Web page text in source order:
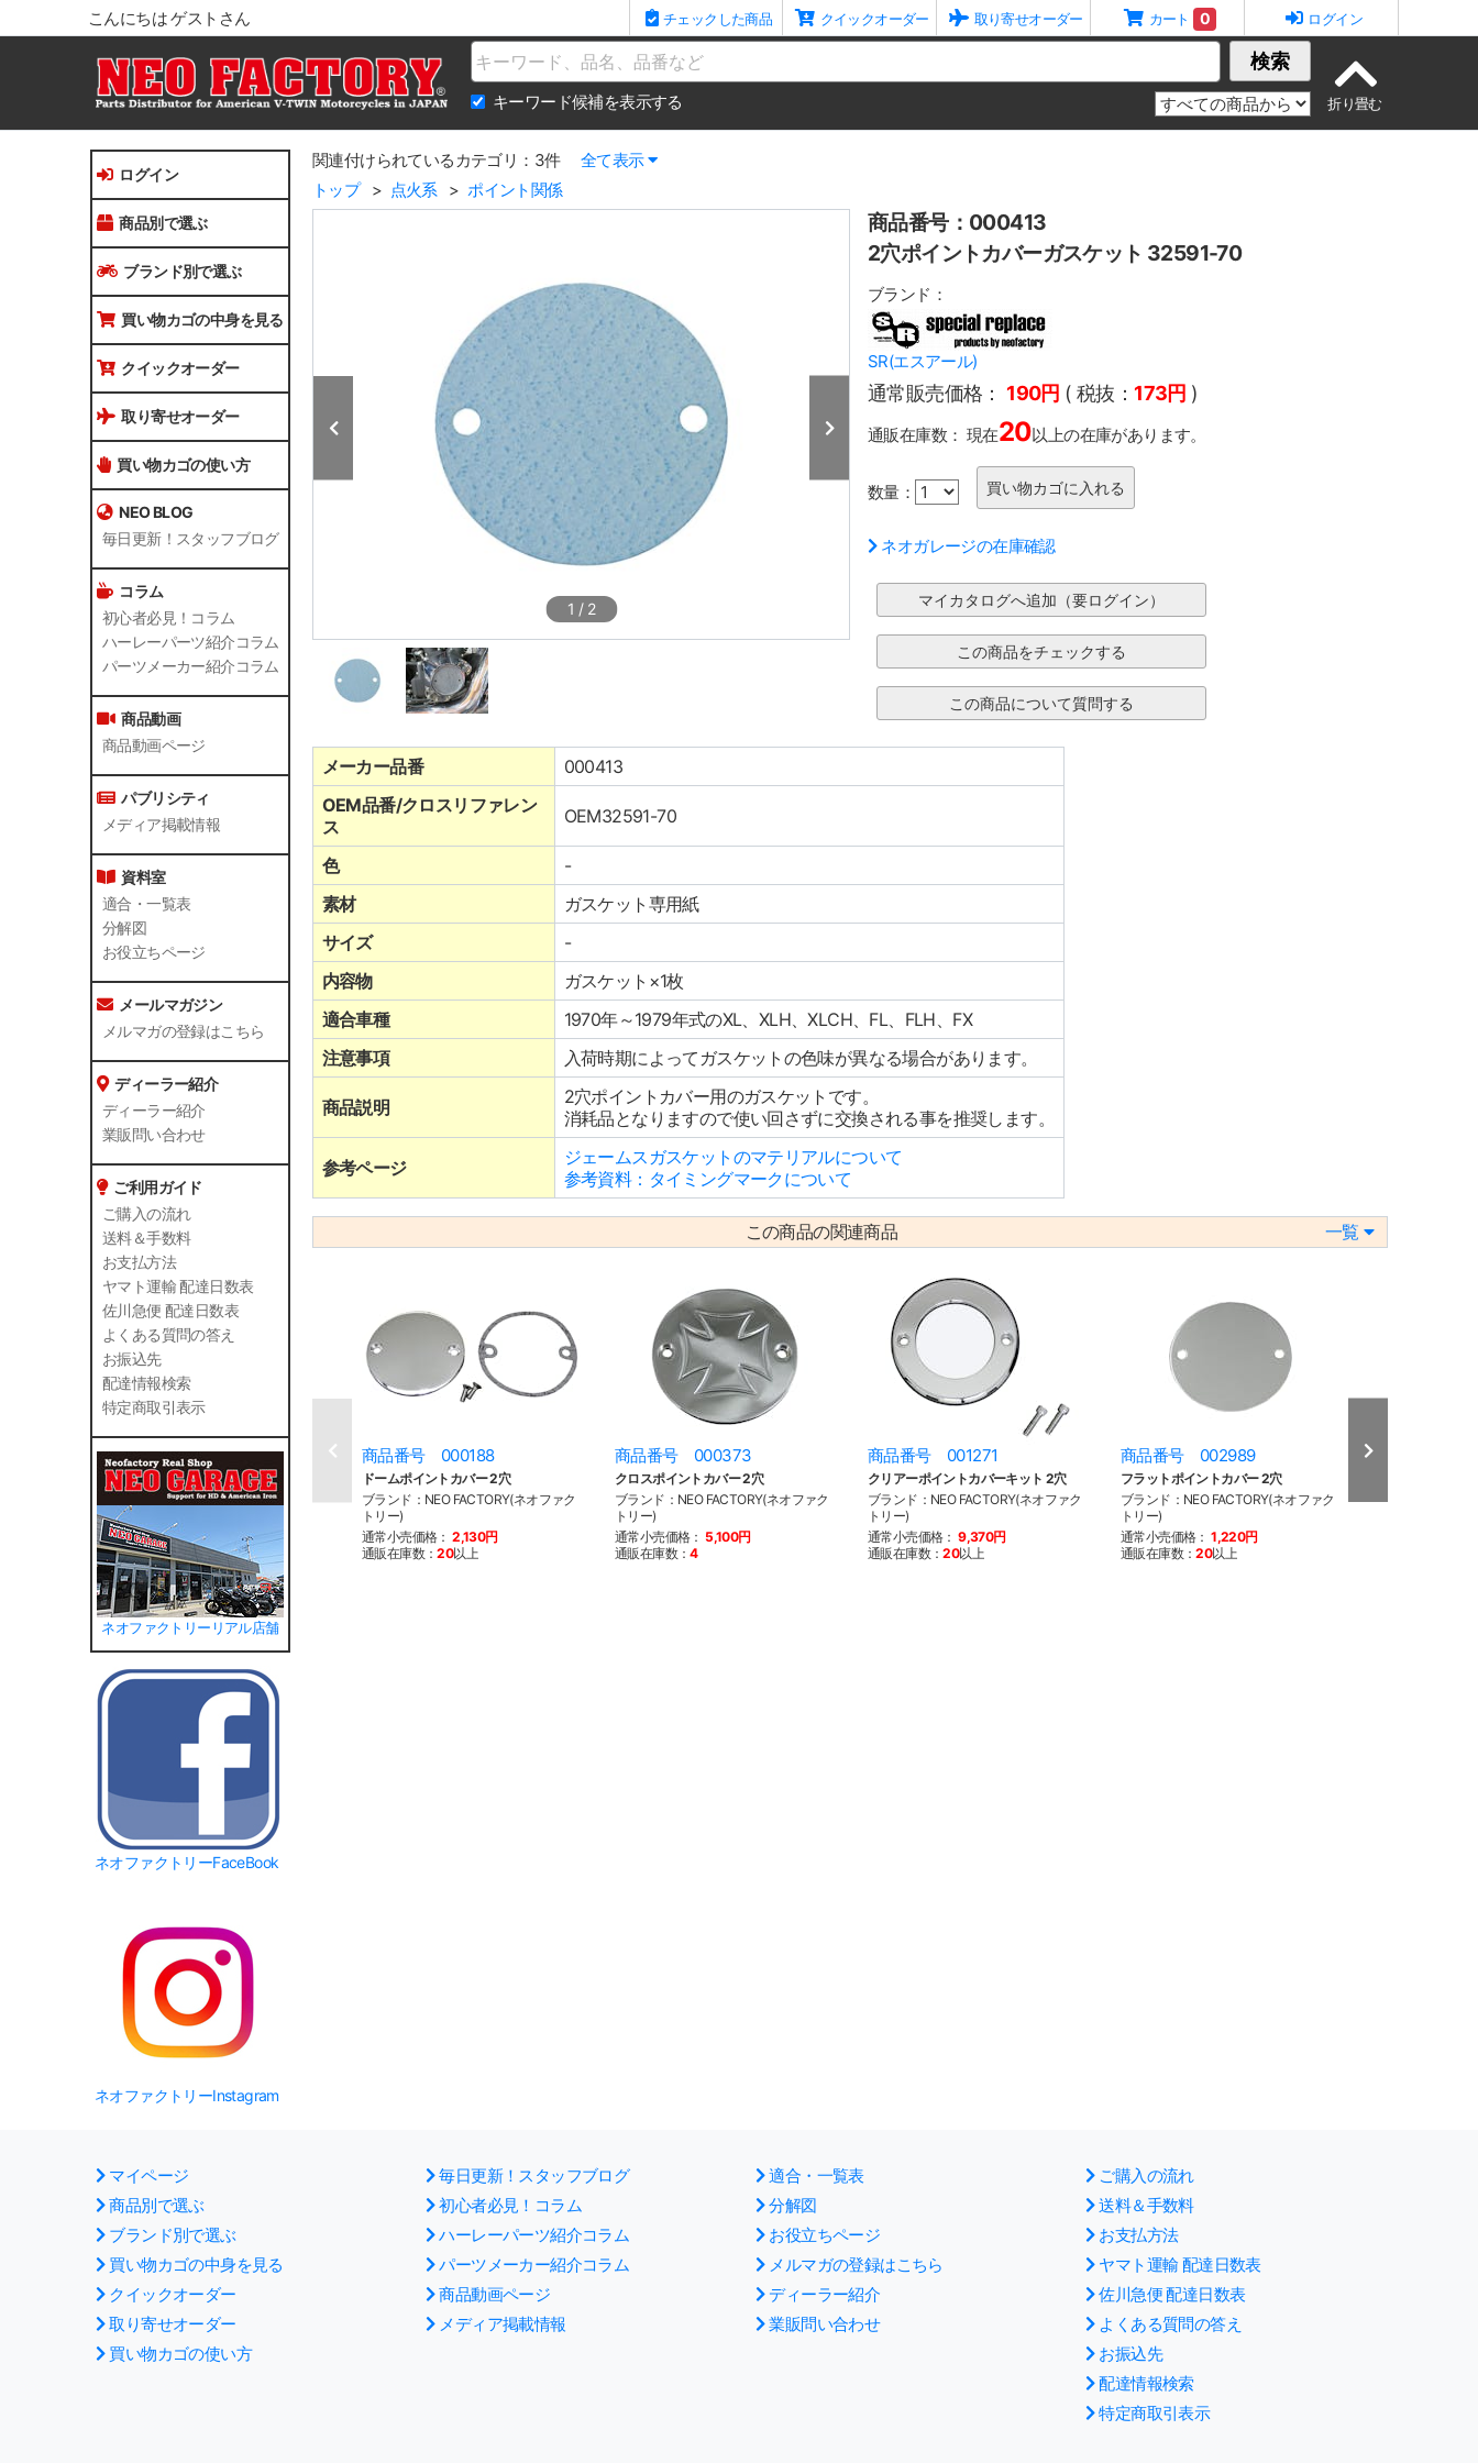
こんにちは ゲストさん チェックした商品 クイックオーダー 取り寄せオーダー カート 0 ログイン
Name 検索
キーワード候補を表示する
ログイン
商品別で選ぶ
ブランド別で選ぶ
買い物カゴの中身を見る
クイックオーダー
取り寄せオーダー
買い物カゴの使い方
NEO BLOG
毎日更新！スタッフブログ
コラム
初心者必見！コラム
ハーレーパーツ紹介コラム
パーツメーカー紹介コラム
商品動画
商品動画ページ
パブリシティ
メディア掲載情報
資料室
適合・一覧表
分解図
お役立ちページ
メールマガジン
メルマガの登録はこちら
ディーラー紹介
ディーラー紹介
業販問い合わせ
ご利用ガイド
ご購入の流れ
送料＆手数料
お支払方法
ヤマト運輸 配達日数表
佐川急便 配達日数表
よくある質問の答え
お振込先
配達情報検索
特定商取引表示
ネオファクトリーリアル店舗
ネオファクトリーFaceBook
ネオファクトリーInstagram
関連付けられているカテゴリ：3件
全て表示
トップ
点火系 ポイント関係
1 / 2
商品番号：000413
2穴ポイントカバーガスケット 32591-70
ブランド：
SR(エスアール)
通常販売価格： 190円 ( 税抜： 173円 )
通販在庫数： 現在20以上の在庫があります。
数量：
ネオガレージの在庫確認
メーカー品番
000413
OEM品番/クロスリファレン
ス
OEM32591-70
色
-
素材
ガスケット専用紙
サイズ
-
内容物
ガスケット×1枚
適合車種
1970年～1979年式のXL、XLH、XLCH、FL、FLH、FX
注意事項
入荷時期によってガスケットの色味が異なる場合があります。
商品説明
2穴ポイントカバー用のガスケットです。
消耗品となりますので使い回さずに交換される事を推奨します。
参考ページ
ジェームスガスケットのマテリアルについて
参考資料：タイミングマークについて
この商品の関連商品 一覧
商品番号 000188
ドームポイントカバー 2穴
ブランド：NEO FACTORY(ネオファク
トリー)
通常小売価格： 2,130円
通販在庫数：20以上
商品番号 000373
クロスポイントカバー 2穴
ブランド：NEO FACTORY(ネオファク
トリー)
通常小売価格： 5,100円
通販在庫数：4
商品番号 001271
クリアーポイントカバーキット 2穴
ブランド：NEO FACTORY(ネオファク
トリー)
通常小売価格： 9,370円
通販在庫数：20以上
商品番号 002989
フラットポイントカバー 2穴
ブランド：NEO FACTORY(ネオファク
トリー)
通常小売価格： 1,220円
通販在庫数：20以上
ブランド：
マイページ
商品別で選ぶ
ブランド別で選ぶ
買い物カゴの中身を見る
クイックオーダー
取り寄せオーダー
買い物カゴの使い方
毎日更新！スタッフブログ
初心者必見！コラム
ハーレーパーツ紹介コラム
パーツメーカー紹介コラム
商品動画ページ
メディア掲載情報
適合・一覧表
分解図
お役立ちページ
メルマガの登録はこちら
ディーラー紹介
業販問い合わせ
ご購入の流れ
送料＆手数料
お支払方法
ヤマト運輸 配達日数表
佐川急便 配達日数表
よくある質問の答え
お振込先
配達情報検索
特定商取引表示